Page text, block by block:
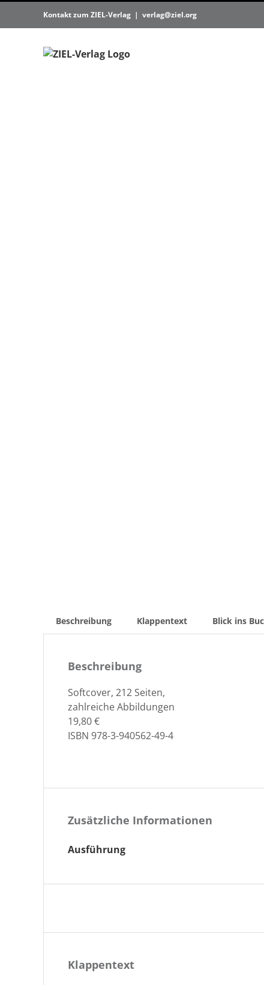
Kontakt zum ZIEL-Verlag | verlag@ziel.org
Beschreibung Klappentext Blick ins
Beschreibung
Soft­cov­er, 212 Seiten,
zahlre­iche Abbildungen
19,80 €
ISBN 978-3-940562-49-4
Zusätzliche Informationen
Ausführung
Klappentext